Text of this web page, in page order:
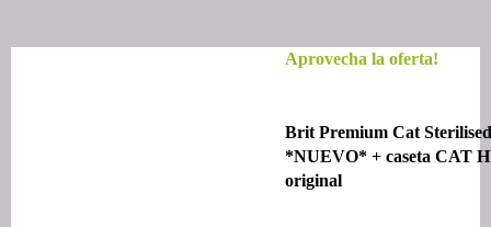
Aprovecha la oferta!
Brit Premium Cat
*NUEVO* + caseta CAT
original